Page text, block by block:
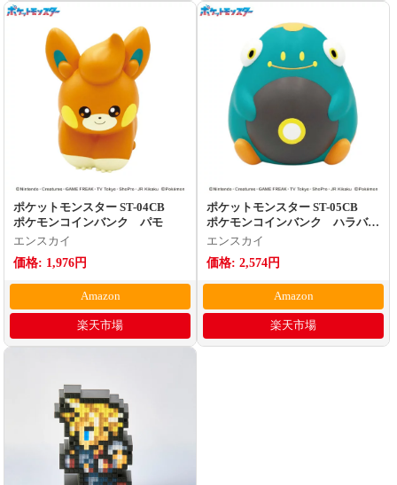
ポケットモンスター ST-04CB
ポケモンコインバンク パモ
エンスカイ
価格: 1,976円
Amazon
楽天市場
ポケットモンスター ST-05CB
ポケモンコインバンク ハラバリ
ー
エンスカイ
価格: 2,574円
Amazon
楽天市場